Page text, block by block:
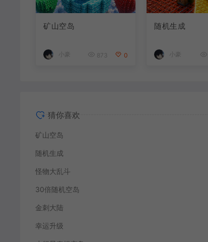
矿山空岛
小豪 873 0
随机生成
小豪
猜你喜欢
矿山空岛
随机生成
怪物大乱斗
30倍随机空岛
金刺大陆
幸运升级